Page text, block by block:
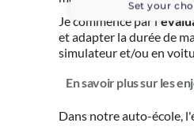
Je commence par l'
et adapter la durée de
simulateur et/ou en
En savoir plus sur les
Dans notre auto-école,
Set your